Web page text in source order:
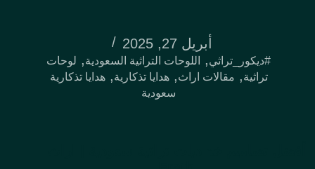
أبريل 27, 2025
#ديكور_تراثي, اللوحات التراثية السعودية, لوحات
تراثية, مقالات اراث,هدايا تذكارية,هدايا تذكارية
سعودية